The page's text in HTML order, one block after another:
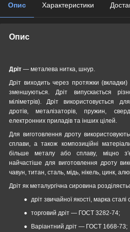
Опис Характеристики
Опис
Дріт — металева нитка, шнур.
Дріт виходить через протяжки
зменшуються. Дріт випускається
міліметрів). Дріт використовується
дротів, металізаторів, пружин,
електронних приладів та інших цілей.
Для виготовлення дроту
сплави, а також композиційні
більше металу або сплаву, міцно
найчастіше для виготовлення дроту
чавун, титан, сталь, мідь, нікель, цинк,
Дріт як металургічна сировина
дріт звичайної якості, марка сталі
торговий дріт — ГОСТ 3282-74;
Варіантний дріт — ГОСТ 1668-73;